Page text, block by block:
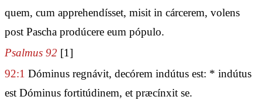
quem, cum apprehendísset, misit in cárcerem, volens
post Pascha prodúcere eum pópulo.
Psalmus 92 [1]
92:1 Dóminus regnávit, decórem indútus est: * indútus
est Dóminus fortitúdinem, et præcínxit se.